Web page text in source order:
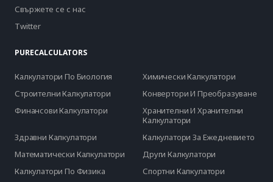
Свържете се с нас
Twitter
PURECALCULATORS
Калкулатори По Биология
Химически Калкулатори
Строителни Калкулатори
Конвертори И Преобразуване
Финансови Калкулатори
Хранителни И Хранителни
Калкулатори
Здравни Калкулатори
Калкулатори За Ежедневието
Математически Калкулатори
Други Калкулатори
Калкулатори По Физика
Спортни Калкулатори